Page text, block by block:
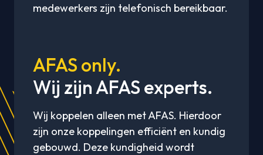
medewerkers zijn telefonisch bereikbaar.
AFAS only.
Wij zijn AFAS experts.
Wij koppelen alleen met AFAS. Hierdoor
zijn onze koppelingen efficiënt en kundig
gebouwd. Deze kundigheid wordt